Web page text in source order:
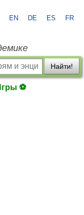
EN DE ES FR
Найти!
⚽